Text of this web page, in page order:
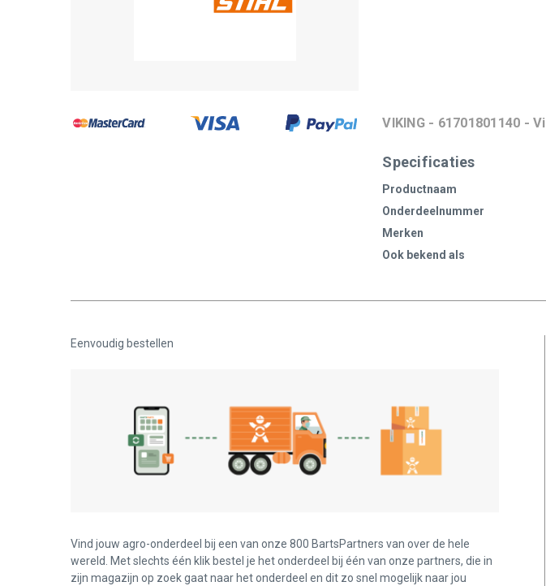
VIKING - 61701801140 -
Specificaties
Productnaam
Onderdeelnummer
Merken
Ook bekend als
Eenvoudig bestellen
Vind jouw agro-onderdeel bij een van onze 800 BartsPartners van over de hele
wereld. Met slechts één klik bestel je het onderdeel bij één van onze partners, die in
zijn magazijn op zoek gaat naar het onderdeel en dit zo snel mogelijk naar jou